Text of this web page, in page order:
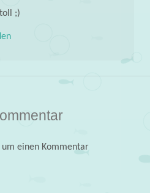
;)
einen Kommentar